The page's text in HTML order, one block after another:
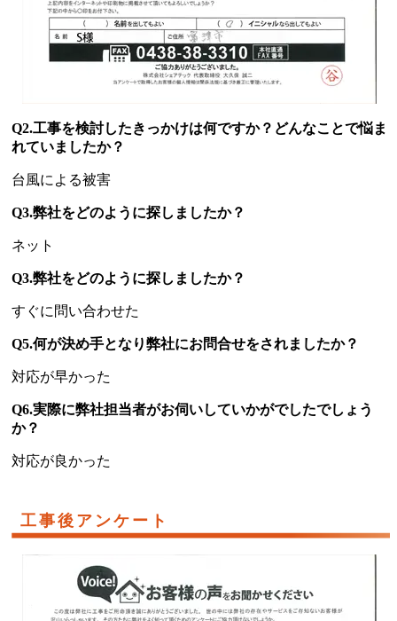
Q2.工事を検討したきっかけは何ですか？どんなことで悩ま
れていましたか？
台風による被害
Q3.弊社をどのように探しましたか？
ネット
Q3.弊社をどのように探しましたか？
すぐに問い合わせた
Q5.何が決め手となり弊社にお問合せをされましたか？
対応が早かった
Q6.実際に弊社担当者がお伺いしていかがでしたでしょう
か？
対応が良かった
工事後アンケート